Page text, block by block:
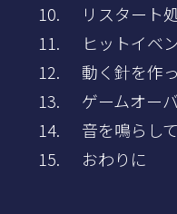
リスタート
ヒットイベ
動く針を作
ゲームオー
音を鳴らし
おわりに